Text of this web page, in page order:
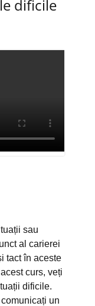
dificile
sau
al carierei
tact în aceste
curs, veți
dificile.
un